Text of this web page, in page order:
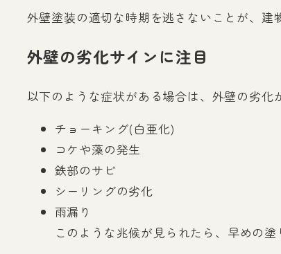
外壁塗装の適切な時期を逃さないことが、建
外壁の劣化サインに注目
以下のような症状がある場合は、外壁の劣化
チョーキング(白亜化)
コケや藻の発生
鉄部のサビ
シーリングの劣化
雨漏り
このような兆候が見られたら、早めの